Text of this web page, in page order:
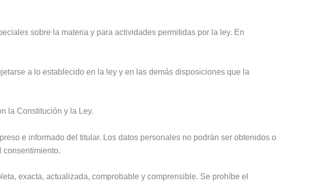
sobre la materia y para actividades permitidas por la ley. En
a lo establecido en la ley y en las demás disposiciones que la
la Constitución y la Ley.
e informado del titular. Los datos personales no podrán ser obtenidos o
consentimiento.
exacta, actualizada, comprobable y comprensible. Se prohíbe el